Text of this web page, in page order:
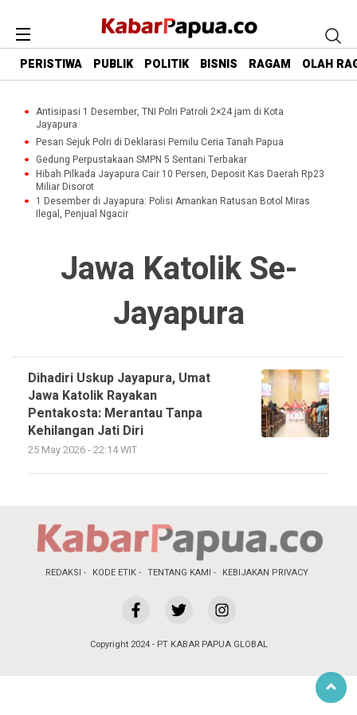
PERISTIWA PUBLIK POLITIK BISNIS RAGAM OLAH
Antisipasi 1 Desember, TNI Polri Patroli 2×24 jam di Kota
Jayapura
Pesan Sejuk Polri di Deklarasi Pemilu Ceria Tanah Papua
Gedung Perpustakaan SMPN 5 Sentani Terbakar
Hibah Pilkada Jayapura Cair 10 Persen, Deposit Kas Daerah Rp23
Miliar Disorot
1 Desember di Jayapura: Polisi Amankan Ratusan Botol Miras
Ilegal, Penjual Ngacir
Jawa Katolik Se-
Jayapura
Dihadiri Uskup Jayapura, Umat
Jawa Katolik Rayakan
Pentakosta: Merantau Tanpa
Kehilangan Jati Diri
25 May 2026 - 22:14 WIT
REDAKSI KODE ETIK TENTANG KAMI KEBIJAKAN PRIVACY
Copyright 2024 - PT KABAR PAPUA GLOBAL